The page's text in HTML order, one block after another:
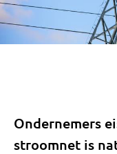
Ondernemers
stroomnet is